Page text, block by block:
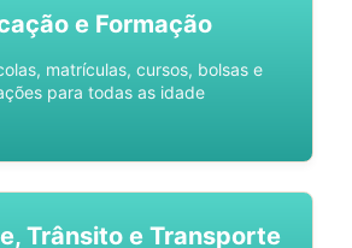
e Formação
matrículas, cursos, bolsas e
para todas as idade
Trânsito e Transporte